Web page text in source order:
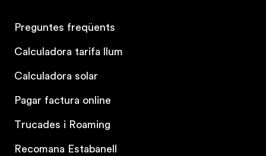
Preguntes freqüents
Calculadora tarifa llum
Calculadora solar
Pagar factura online
Trucades i Roaming
Recomana Estabanell